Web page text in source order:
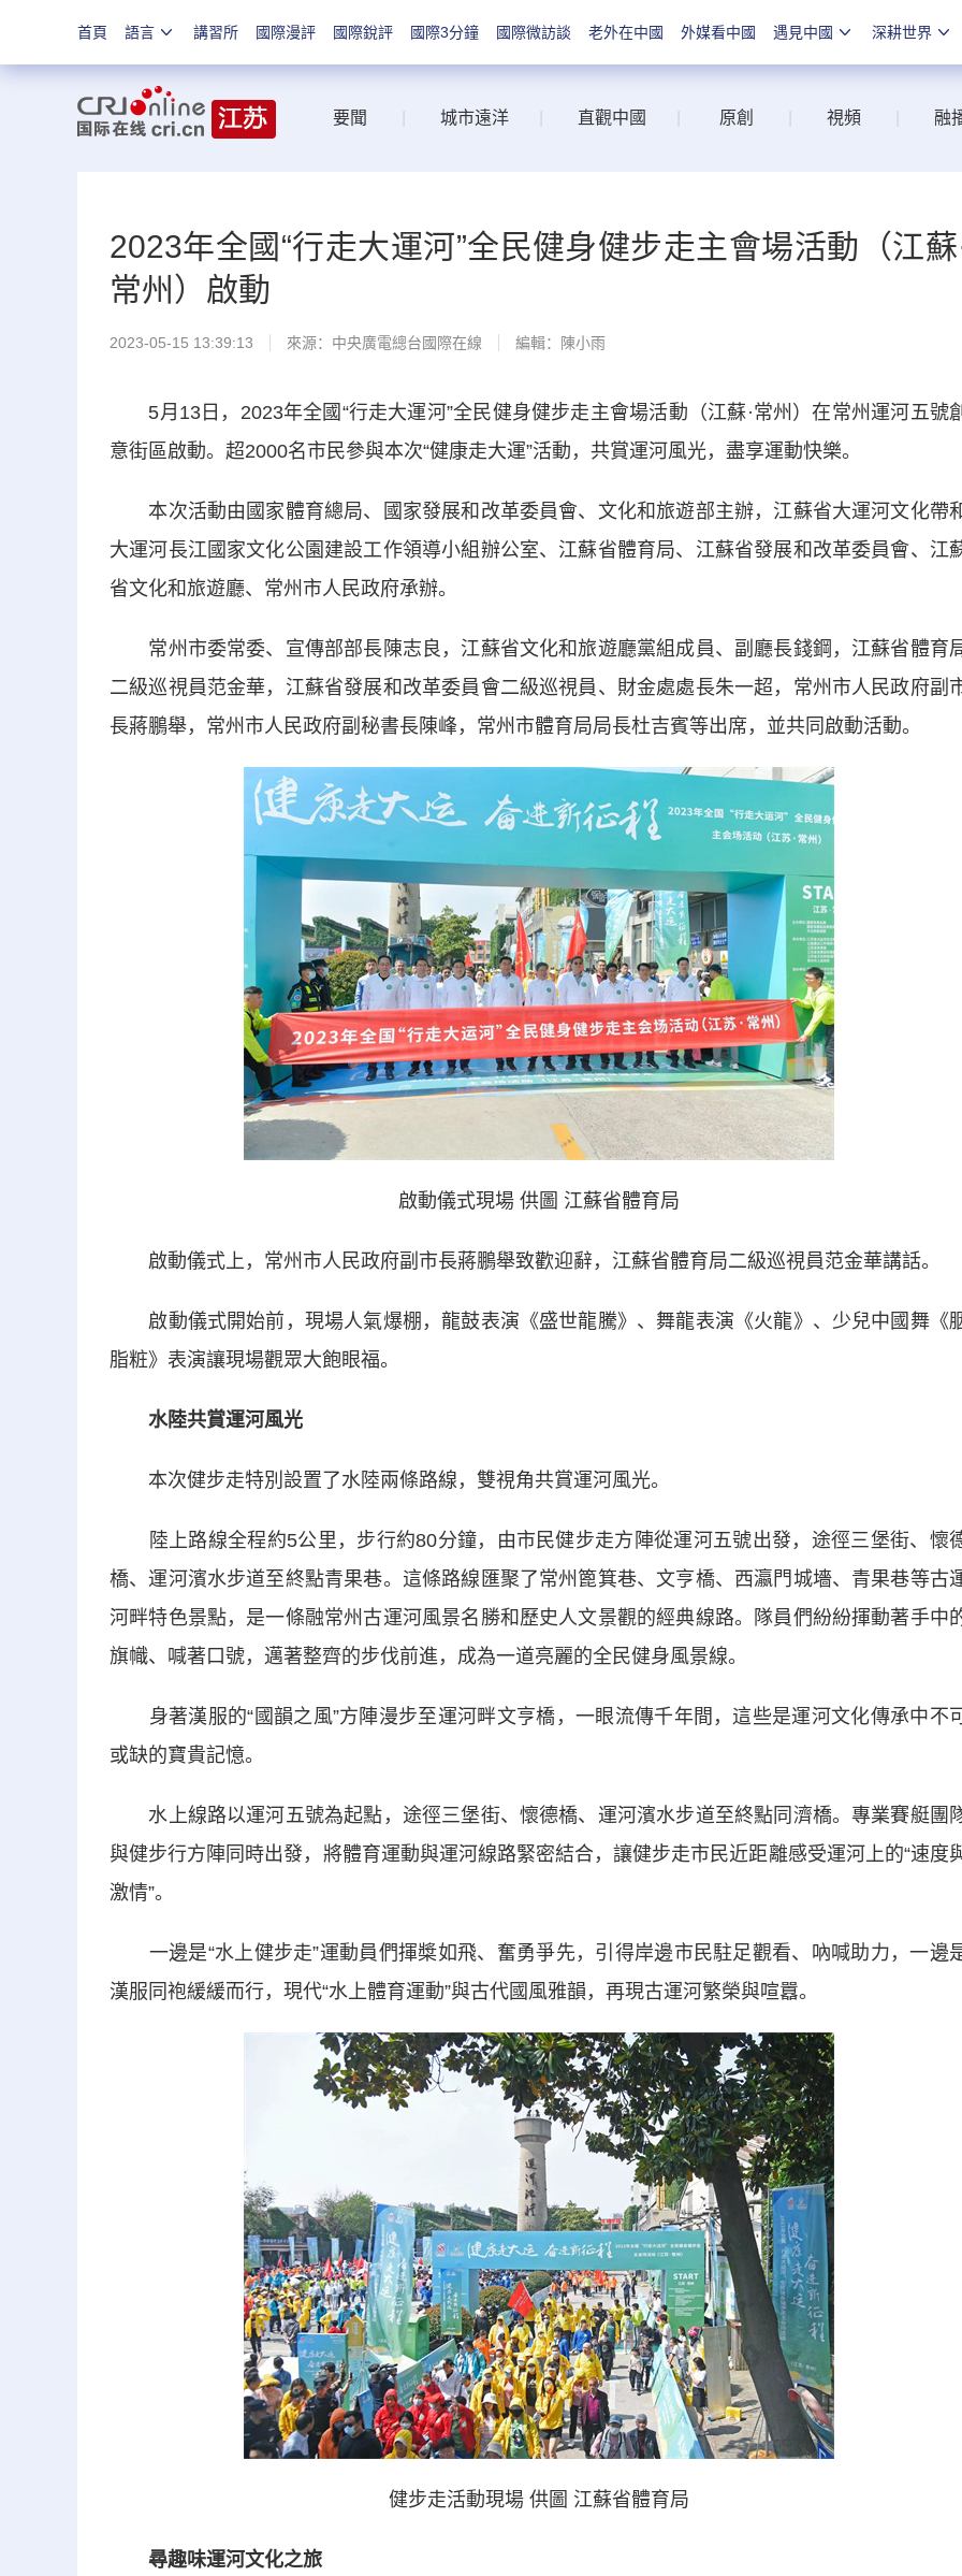
首頁 語言 講習所 國際漫評 國際銳評 國際3分鐘 國際微訪談 老外在中國 外媒看中國 遇見中國 深耕世界
要聞 城市遠洋 直觀中國 原創 視頻 融
2023年全國“行走大運河”全民健身健步走主會場活動（江蘇
常州）啟動
2023-05-15 13:39:13 來源：中央廣電總台國際在線 編輯：陳小雨
5月13日，2023年全國“行走大運河”全民健身健步走主會場活動（江蘇·常州）在常州運河五號
意街區啟動。超2000名市民參與本次“健康走大運”活動，共賞運河風光，盡享運動快樂。
本次活動由國家體育總局、國家發展和改革委員會、文化和旅遊部主辦，江蘇省大運河文化帶
大運河長江國家文化公園建設工作領導小組辦公室、江蘇省體育局、江蘇省發展和改革委員會、江
省文化和旅遊廳、常州市人民政府承辦。
常州市委常委、宣傳部部長陳志良，江蘇省文化和旅遊廳黨組成員、副廳長錢鋼，江蘇省體育
二級巡視員范金華，江蘇省發展和改革委員會二級巡視員、財金處處長朱一超，常州市人民政府副
長蔣鵬舉，常州市人民政府副秘書長陳峰，常州市體育局局長杜吉賓等出席，並共同啟動活動。
啟動儀式現場 供圖 江蘇省體育局
啟動儀式上，常州市人民政府副市長蔣鵬舉致歡迎辭，江蘇省體育局二級巡視員范金華講話。
啟動儀式開始前，現場人氣爆棚，龍鼓表演《盛世龍騰》、舞龍表演《火龍》、少兒中國舞《
脂粧》表演讓現場觀眾大飽眼福。
水陸共賞運河風光
本次健步走特別設置了水陸兩條路線，雙視角共賞運河風光。
陸上路線全程約5公里，步行約80分鐘，由市民健步走方陣從運河五號出發，途徑三堡街、懷
橋、運河濱水步道至終點青果巷。這條路線匯聚了常州篦箕巷、文亨橋、西瀛門城墻、青果巷等古
河畔特色景點，是一條融常州古運河風景名勝和歷史人文景觀的經典線路。隊員們紛紛揮動著手中
旗幟、喊著口號，邁著整齊的步伐前進，成為一道亮麗的全民健身風景線。
身著漢服的“國韻之風”方陣漫步至運河畔文亨橋，一眼流傳千年間，這些是運河文化傳承中不
或缺的寶貴記憶。
水上線路以運河五號為起點，途徑三堡街、懷德橋、運河濱水步道至終點同濟橋。專業賽艇團
與健步行方陣同時出發，將體育運動與運河線路緊密結合，讓健步走市民近距離感受運河上的“速度
激情”。
一邊是“水上健步走”運動員們揮槳如飛、奮勇爭先，引得岸邊市民駐足觀看、吶喊助力，一邊
漢服同袍緩緩而行，現代“水上體育運動”與古代國風雅韻，再現古運河繁榮與喧囂。
健步走活動現場 供圖 江蘇省體育局
尋趣味運河文化之旅